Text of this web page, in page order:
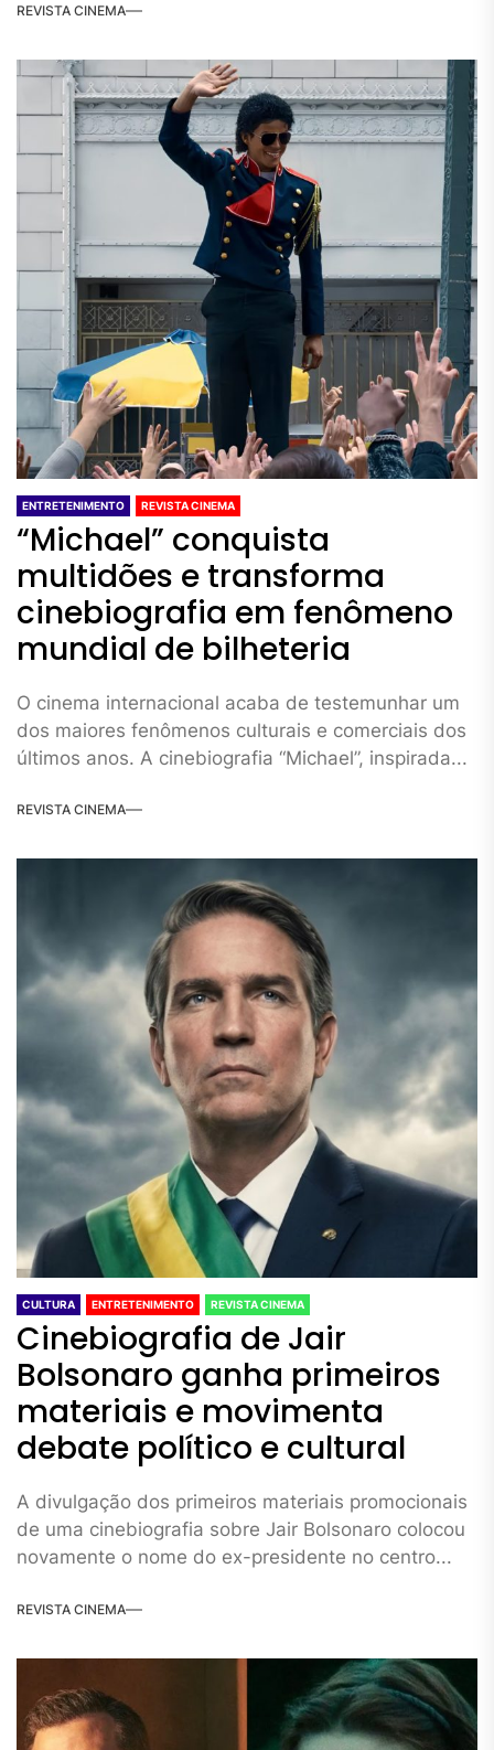
REVISTA CINEMA
ENTRETENIMENTO REVISTA CINEMA
“Michael” conquista
multidões e transforma
cinebiografia em fenômeno
mundial de bilheteria
O cinema internacional acaba de testemunhar um
dos maiores fenômenos culturais e comerciais dos
últimos anos. A cinebiografia “Michael”, inspirada...
REVISTA CINEMA
CULTURA ENTRETENIMENTO REVISTA CINEMA
Cinebiografia de Jair
Bolsonaro ganha primeiros
materiais e movimenta
debate político e cultural
A divulgação dos primeiros materiais promocionais
de uma cinebiografia sobre Jair Bolsonaro colocou
novamente o nome do ex-presidente no centro...
REVISTA CINEMA